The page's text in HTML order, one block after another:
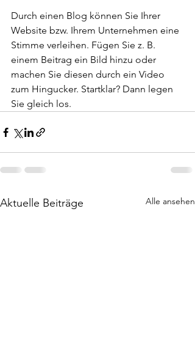
Durch einen Blog können Sie Ihrer
Website bzw. Ihrem Unternehmen eine
Stimme verleihen. Fügen Sie z. B.
einem Beitrag ein Bild hinzu oder
machen Sie diesen durch ein Video
zum Hingucker. Startklar? Dann legen
Sie gleich los.
Aktuelle Beiträge Alle ansehen